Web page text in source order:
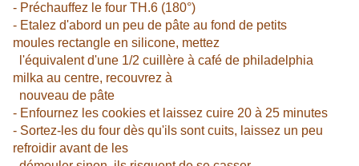
- Préchauffez le four TH.6 (180°)
- Etalez d'abord un peu de pâte au fond de petits
moules rectangle en silicone, mettez
l'équivalent d'une 1/2 cuillère à café de philadelphia
milka au centre, recouvrez à
nouveau de pâte
- Enfournez les cookies et laissez cuire 20 à 25 minutes
- Sortez-les du four dès qu'ils sont cuits, laissez un peu
refroidir avant de les